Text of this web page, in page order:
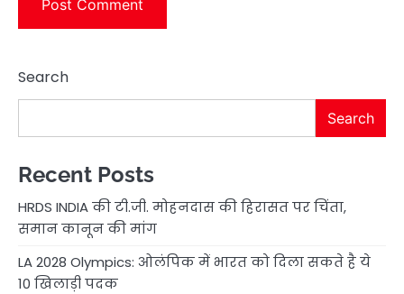
Search
Search
Recent Posts
HRDS INDIA की टी.जी. मोहनदास की हिरासत पर चिंता,
समान कानून की मांग
LA 2028 Olympics: ओलंपिक में भारत को दिला सकते है ये
10 खिलाड़ी पदक